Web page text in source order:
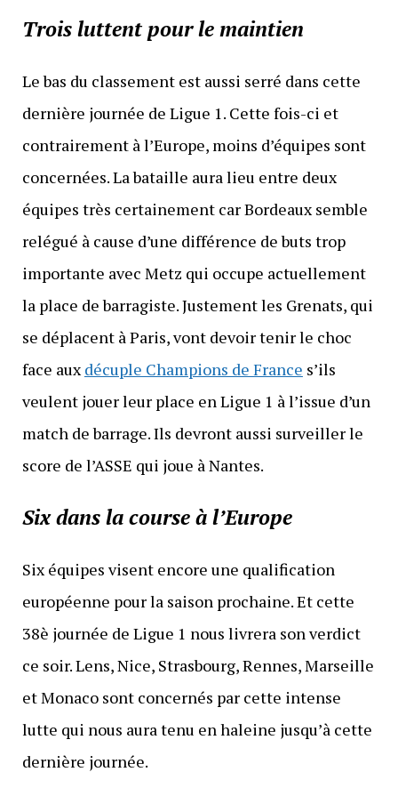
Trois luttent pour le maintien
Le bas du classement est aussi serré dans cette
dernière journée de Ligue 1. Cette fois-ci et
contrairement à l’Europe, moins d’équipes sont
concernées. La bataille aura lieu entre deux
équipes très certainement car Bordeaux semble
relégué à cause d’une différence de buts trop
importante avec Metz qui occupe actuellement
la place de barragiste. Justement les Grenats, qui
se déplacent à Paris, vont devoir tenir le choc
face aux décuple Champions de France s’ils
veulent jouer leur place en Ligue 1 à l’issue d’un
match de barrage. Ils devront aussi surveiller le
score de l’ASSE qui joue à Nantes.
Six dans la course à l’Europe
Six équipes visent encore une qualification
européenne pour la saison prochaine. Et cette
38è journée de Ligue 1 nous livrera son verdict
ce soir. Lens, Nice, Strasbourg, Rennes, Marseille
et Monaco sont concernés par cette intense
lutte qui nous aura tenu en haleine jusqu’à cette
dernière journée.